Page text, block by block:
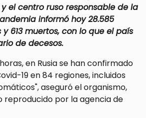
el centro ruso responsable de la
informó hoy 28.585
613 muertos, con lo que el país
de decesos.
en Rusia se han confirmado
19 en 84 regiones, incluidos
aseguró el organismo,
reproducido por la agencia de